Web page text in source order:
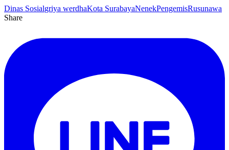
Dinas Sosialgriya werdhaKota SurabayaNenekPengemisRusunawa
Share